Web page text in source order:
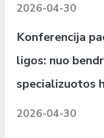
2026-04-30
Konferencija
ligos: nuo
specializuotos
2026-04-30